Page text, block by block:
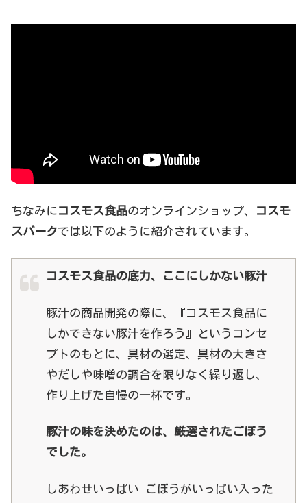
ちなみに コスモス食品のオンラインショップ、
コスモ
スパークでは以下のように紹介されています。
コスモス食品の底力、ここにしかない豚汁
豚汁の商品開発の際に、『コスモス食品に
しかできない豚汁を作ろう』というコンセ
プトのもとに、具材の選定、具材の大きさ
やだしや味噌の調合を限りなく繰り返し、
作り上げた自慢の一杯です。
豚汁の味を決めたのは、厳選されたごぼう
でした。
しあわせいっぱい ごぼうがいっぱい入った